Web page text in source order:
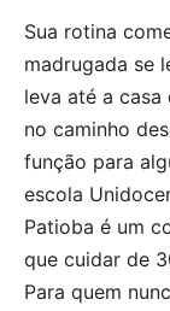
Sua rotina
madrugada se
leva até a
no caminho
função para
escola
Patioba é um
que cuidar de
Para quem